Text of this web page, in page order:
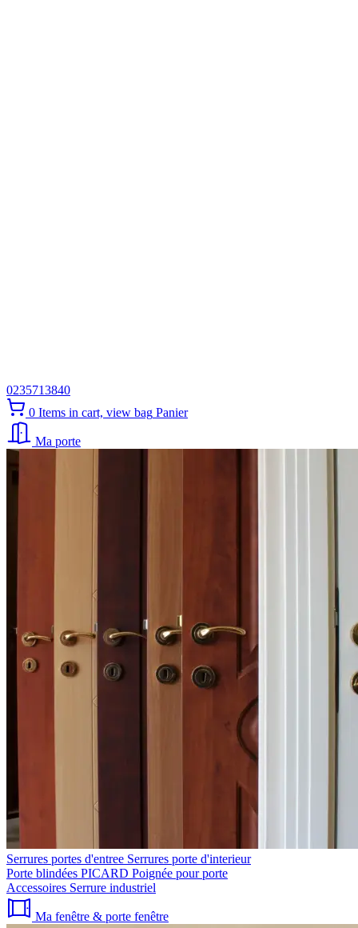
0235713840
0 Items in cart, view bag Panier
Ma porte
Serrures portes d'entree Serrures porte d'interieur
Porte blindées PICARD Poignée pour porte
Accessoires Serrure industriel
Ma fenêtre & porte fenêtre